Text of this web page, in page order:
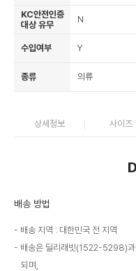
KC안전인증
대상 유무
N
수입여부 Y
종류 의류
상세정보 사이즈
배송 방법
배송 지역 : 대한민국 전 지역
배송은 딜리래빗(1522-5298)
되며,